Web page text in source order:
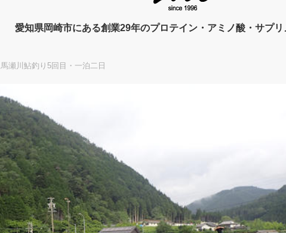
愛知県岡崎市にある創業29年のプロテイン・アミノ酸・サプ
馬瀬川鮎釣り5回目・一泊二日